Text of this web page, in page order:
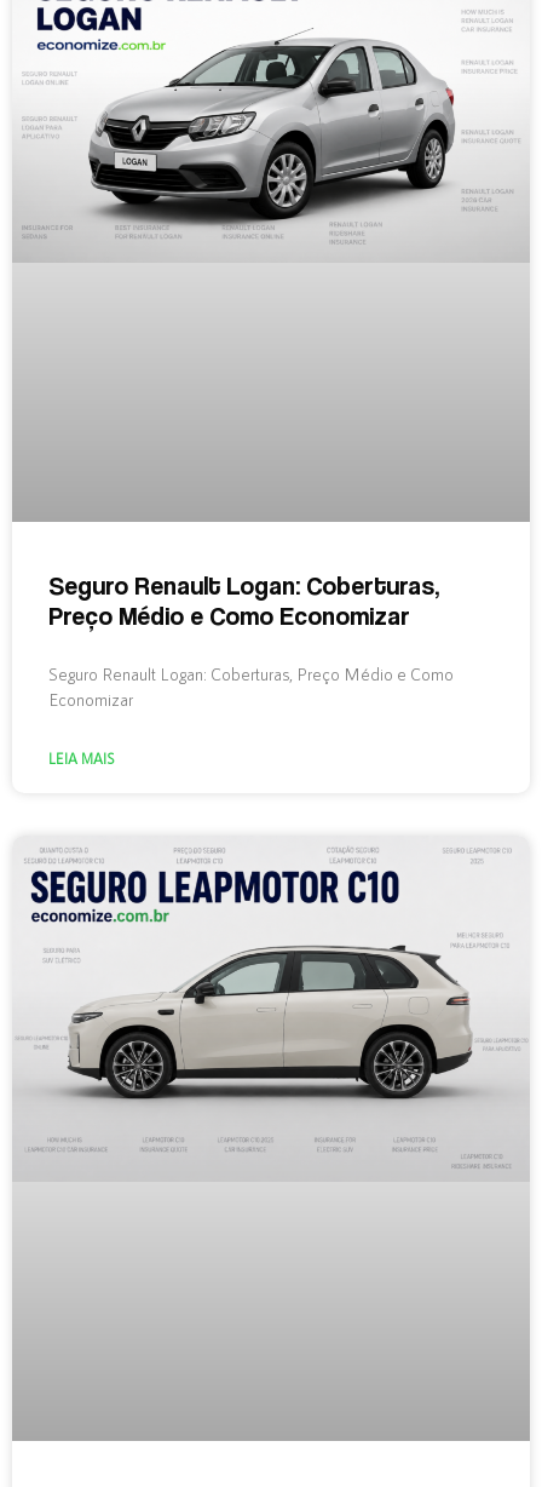
Seguro Renault Logan: Coberturas,
Preço Médio e Como Economizar
Seguro Renault Logan: Coberturas, Preço Médio e Como
Economizar
LEIA MAIS